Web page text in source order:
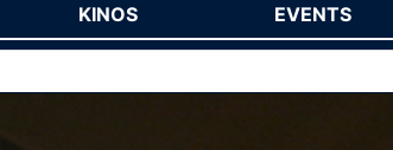
KINOS EVENTS